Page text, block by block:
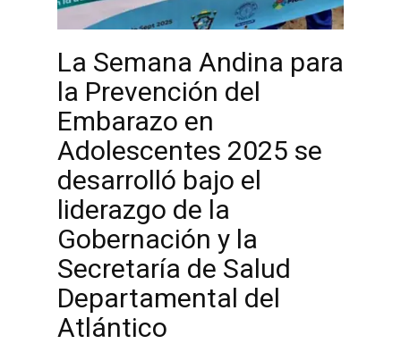
La Semana Andina para
la Prevención del
Embarazo en
Adolescentes 2025 se
desarrolló bajo el
liderazgo de la
Gobernación y la
Secretaría de Salud
Departamental del
Atlántico